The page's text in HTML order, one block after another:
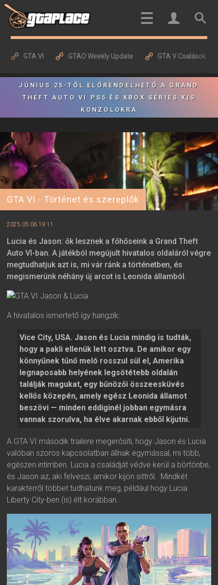
GTA VI GTAO Weekly Update GTA V Csalások
JÚNIUS 25-TŐL ELŐRENDELHETŐ A GRAND
THEFT AUTO VI PS5 ÉS XBOX SERIES X|S
KONZOLOKRA
GTA VI - Történet és szereplők
2025.05.06 19:11
Lucia és Jason: ők lesznek a főhőseink a Grand Theft
Auto VI-ban. A játékból megújult hivatalos oldaláról végre
megtudhatjuk azt is, mi vár ránk a történetben, és
megismerünk néhány új arcot is Leonida államból.
A hivatalos ismertető így hangzik:
Vice City, USA. Jason és Lucia mindig is tudták,
hogy a pakli ellenük lett osztva. De amikor egy
könnyűnek tűnő meló rosszul sül el, Amerika
legnaposabb helyének legsötétebb oldalán
találják magukat, egy bűnözői összeesküvés
kellős közepén, amely egész Leonida államot
beszövi — minden eddiginél jobban egymásra
vannak szorulva, ha élve akarnak ebből kijutni.
A GTA VI második trailere megerősíti, hogy Jason és Lucia
valóban szoros kapcsolatban állnak egymással, mi több,
egészen intimben. Lucia a családját védve kerül a börtönbe,
és Jason az, aki felveszi, amikor kijön sittről. Mindkét
karakterről többet tudhatunk meg, például hogy Lucia
Liberty City-ben (is) élt korábban.